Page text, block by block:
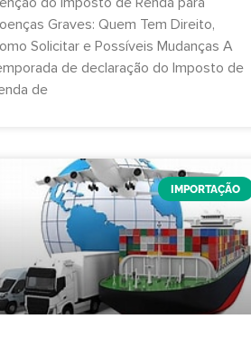
Graves: Quem Tem Direito,
Solicitar e Possíveis Mudanças A
de declaração do Imposto de
de
IMPORTAÇÃO